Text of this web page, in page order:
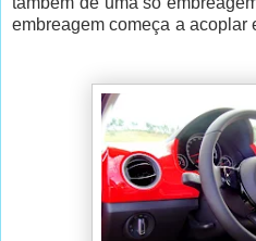
embreagem começa a acoplar